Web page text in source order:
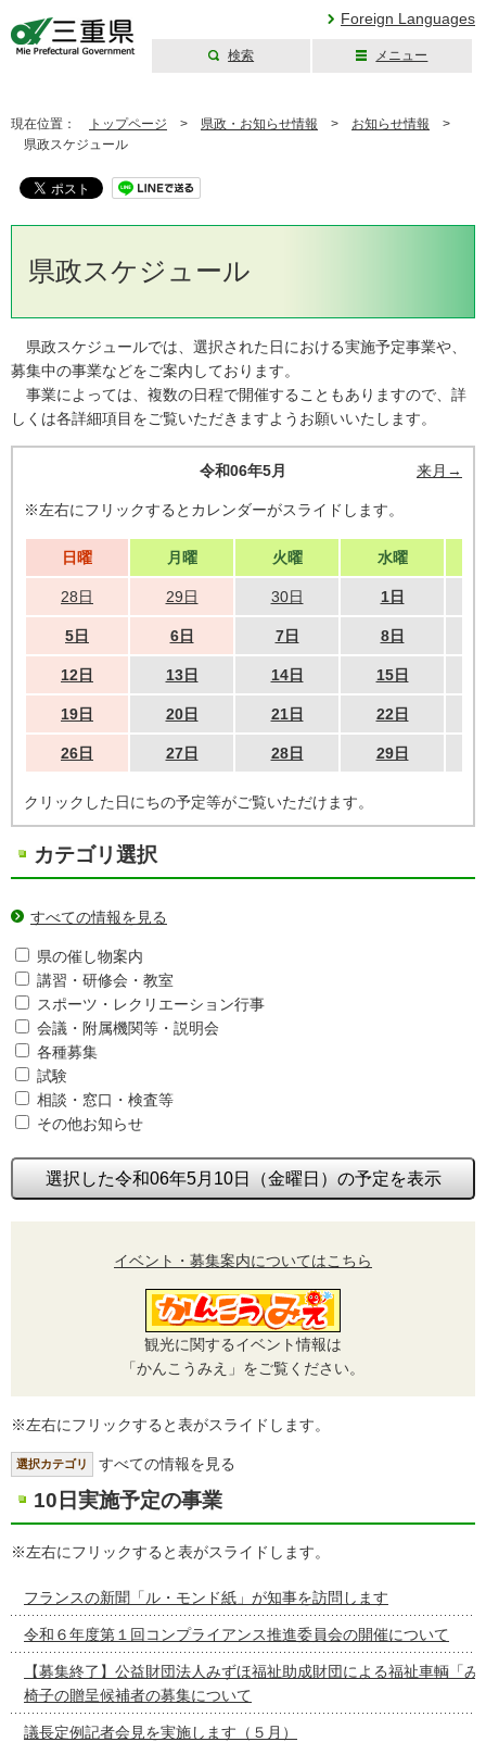
Foreign Languages
検索 メニュー
現在位置： トップページ > 県政・お知らせ情報 > お知らせ情報 >
県政スケジュール
県政スケジュール
県政スケジュールでは、選択された日における実施予定事業や、
募集中の事業などをご案内しております。
事業によっては、複数の日程で開催することもありますので、詳
しくは各詳細項目をご覧いただきますようお願いいたします。
令和06年5月 来月→
※左右にフリックするとカレンダーがスライドします。
日曜 月曜 火曜 水曜
28日 29日 30日 1日
5日 6日 7日 8日
12日 13日 14日 15日
19日 20日 21日 22日
26日 27日 28日 29日
クリックした日にちの予定等がご覧いただけます。
カテゴリ選択
すべての情報を見る
県の催し物案内
講習・研修会・教室
スポーツ・レクリエーション行事
会議・附属機関等・説明会
各種募集
試験
相談・窓口・検査等
その他お知らせ
選択した令和06年5月10日（金曜日）の予定を表示
イベント・募集案内についてはこちら
観光に関するイベント情報は
「かんこうみえ」をご覧ください。
※左右にフリックすると表がスライドします。
選択カテゴリ すべての情報を見る
10日実施予定の事業
※左右にフリックすると表がスライドします。
フランスの新聞「ル・モンド紙」が知事を訪問します
令和６年度第１回コンプライアンス推進委員会の開催について
【募集終了】公益財団法人みずほ福祉助成財団による福祉車輌「
椅子の贈呈候補者の募集について
議長定例記者会見を実施します（５月）